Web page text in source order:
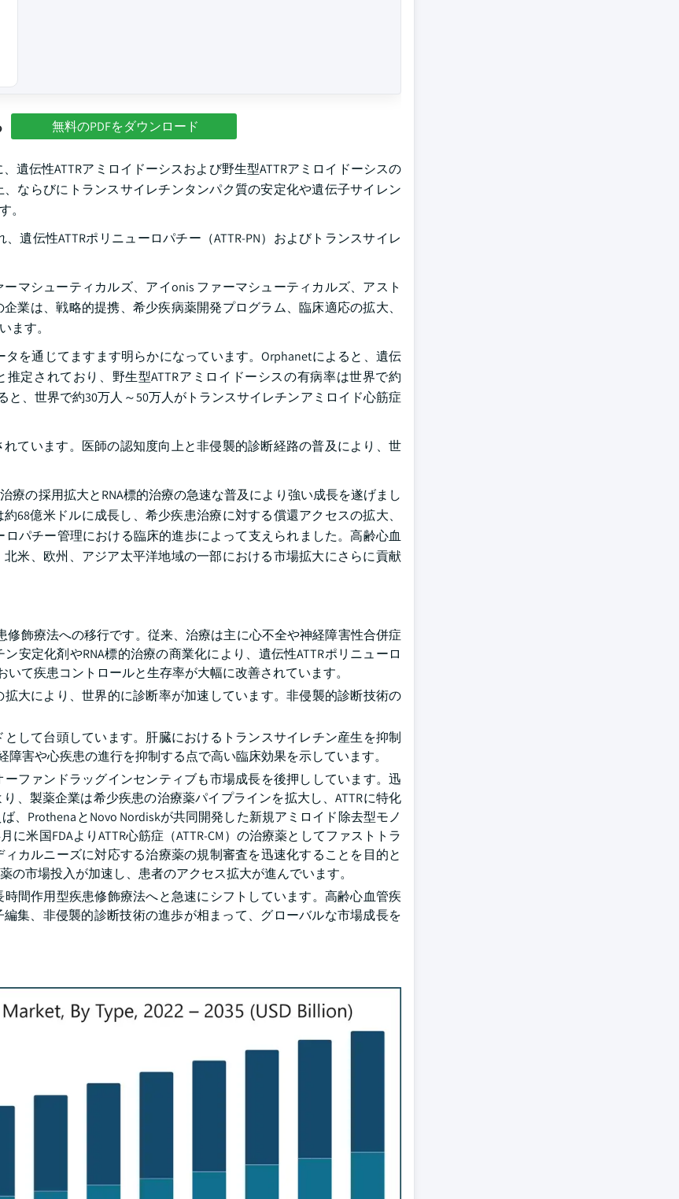
無料のPDFをダウンロード
遺伝性ATTRアミロイドーシスおよび野生型ATTRアミロイドーシスの
ならびにトランスサイレチンタンパク質の安定化や遺伝子サイレン
。
遺伝性ATTRポリニューロパチー（ATTR-PN）およびトランスサイレ
マシューティカルズ、アイonis ファーマシューティカルズ、アスト
業は、戦略的提携、希少疾病薬開発プログラム、臨床適応の拡大、
ます。
を通じてますます明らかになっています。Orphanetによると、遺伝
定されており、野生型ATTRアミロイドーシスの有病率は世界で約
、世界で約30万人～50万人がトランスサイレチンアミロイド心筋症
ています。医師の認知度向上と非侵襲的診断経路の普及により、世
療の採用拡大とRNA標的治療の急速な普及により強い成長を遂げまし
68億米ドルに成長し、希少疾患治療に対する償還アクセスの拡大、
パチー管理における臨床的進歩によって支えられました。高齢心血
米、欧州、アジア太平洋地域の一部における市場拡大にさらに貢献
飾療法への移行です。従来、治療は主に心不全や神経障害性合併症
安定化剤やRNA標的治療の商業化により、遺伝性ATTRポリニューロ
いて疾患コントロールと生存率が大幅に改善されています。
大により、世界的に診断率が加速しています。非侵襲的診断技術の
して台頭しています。肝臓におけるトランスサイレチン産生を抑制
害や心疾患の進行を抑制する点で高い臨床効果を示しています。
ファンドラッグインセンティブも市場成長を後押ししています。迅
、製薬企業は希少疾患の治療薬パイプラインを拡大し、ATTRに特化
、ProthenaとNovo Nordiskが共同開発した新規アミロイド除去型モノ
に米国FDAよりATTR心筋症（ATTR-CM）の治療薬としてファストトラ
カルニーズに対応する治療薬の規制審査を迅速化することを目的と
市場投入が加速し、患者のアクセス拡大が進んでいます。
間作用型疾患修飾療法へと急速にシフトしています。高齢心血管疾
集、非侵襲的診断技術の進歩が相まって、グローバルな市場成長を